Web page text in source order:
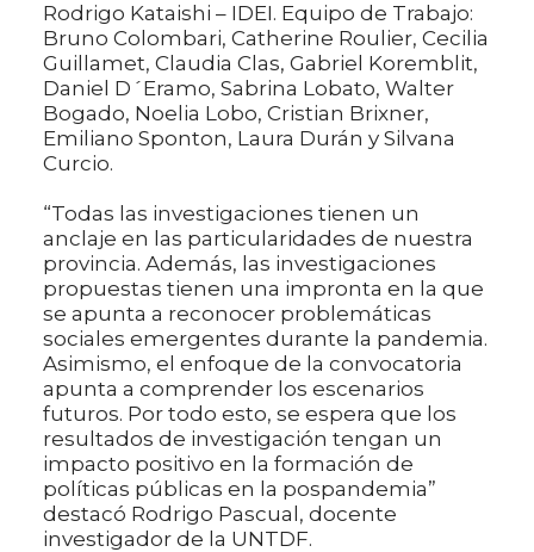
Rodrigo Kataishi – IDEI. Equipo de Trabajo:
Bruno Colombari, Catherine Roulier, Cecilia
Guillamet, Claudia Clas, Gabriel Koremblit,
Daniel D´Eramo, Sabrina Lobato, Walter
Bogado, Noelia Lobo, Cristian Brixner,
Emiliano Sponton, Laura Durán y Silvana
Curcio.
“Todas las investigaciones tienen un
anclaje en las particularidades de nuestra
provincia. Además, las investigaciones
propuestas tienen una impronta en la que
se apunta a reconocer problemáticas
sociales emergentes durante la pandemia.
Asimismo, el enfoque de la convocatoria
apunta a comprender los escenarios
futuros. Por todo esto, se espera que los
resultados de investigación tengan un
impacto positivo en la formación de
políticas públicas en la pospandemia”
destacó Rodrigo Pascual, docente
investigador de la UNTDF.